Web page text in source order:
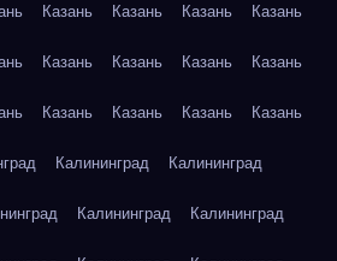
Казань Казань Казань Казань
Казань Казань Казань Казань
Казань Казань Казань Казань
Калининград Калининград
Калининград Калининград